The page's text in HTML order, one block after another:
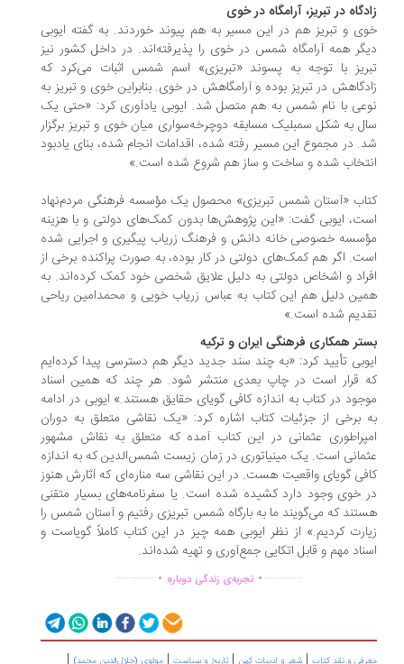
در تبریز، آرامگاه در خوی
و تبریز هم در این مسیر به هم پیوند خوردند. به گفته ایوبی
همه آرامگاه شمس در خوی را پذیرفته‌اند. در داخل کشور نیز
با توجه به پسوند «تبریزی» اسم شمس اثبات می‌کرد که
در تبریز بوده و آرامگاهش در خوی. بنابراین خوی و تبریز به
با نام شمس به هم متصل شد. ایوبی یادآوری کرد: «حتی یک
به شکل سمبلیک مسابقه‌ دوچرخه‌سواری میان خوی و تبریز برگزار
در مجموع این مسیر رفته شده، اقدامات انجام شده، بنای یادبود
شده و ساخت و ساز هم شروع شده است.»
«آستان شمس تبریزی» محصول یک مؤسسه فرهنگی مردم‌نهاد
ایوبی گفت: «این پژوهش‌ها بدون کمک‌های دولتی و با هزینه
خصوصی خانه دانش و فرهنگ زریاب پیگیری و اجرایی شده
اگر هم کمک‌های دولتی در کار بوده، به صورت پراکنده برخی از
و اشخاص دولتی به دلیل علایق شخصی خود کمک کرده‌اند. به
دلیل هم این کتاب به عباس زریاب خویی و محمدامین ریاحی
شده است.»
همکاری فرهنگی ایران و ترکیه
تأیید کرد: «به چند سند جدید دیگر هم دسترسی پیدا کرده‌ایم
قرار است در چاپ بعدی منتشر شود. هر چند که همین اسناد
در کتاب به اندازه کافی گویای حقایق هستند.» ایوبی در ادامه
برخی از جزئیات کتاب اشاره کرد: «یک نقاشی متعلق به دوران
عثمانی در این کتاب آمده که متعلق به نقاش مشهور
است. یک مینیاتوری در زمان زیست شمس‌الدین که به اندازه
گویای واقعیت هست. در این نقاشی سه مناره‌ای که آثارش هنوز
خوی‌ وجود دارد کشیده شده است. یا سفرنامه‌های بسیار متقنی
که می‌گویند ما به بارگاه شمس تبریزی رفتیم و آستان شمس را
کردیم.» از نظر ایوبی همه چیز در این کتاب کاملاً گویاست و
مهم و قابل اتکایی جمع‌آوری و تهیه شده‌اند.
................تجربه‌ی زندگی دوباره ...............